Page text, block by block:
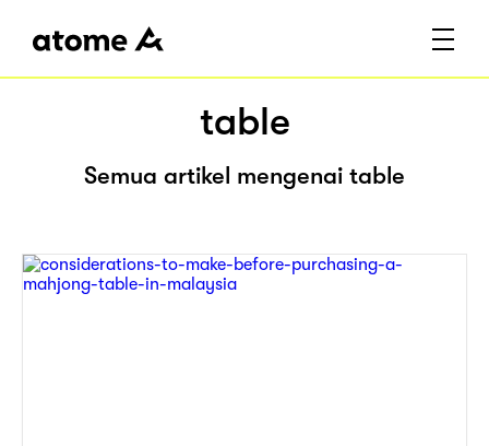
table
Semua artikel mengenai table